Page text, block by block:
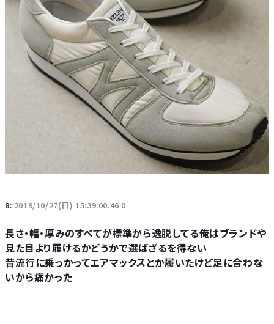
8: 2019/10/27(日) 15:39:00.46 0
長さ・幅・厚みのすべてが標準から逸脱してる俺はブランドや
見た目より履けるかどうかで選ばざるを得ない
昔流行に乗っかってエアマックスとか履いたけど足に合わな
いから痛かった